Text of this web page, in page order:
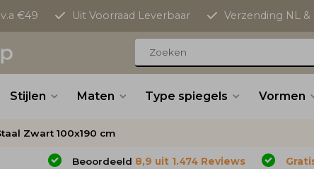
€49 Uit Voorraad Leverbaar Verzending NL &
Stijlen Maten Type spiegels Vormen
Zwart 100x190 cm
Beoordeeld 8,9 uit 1.474 Reviews